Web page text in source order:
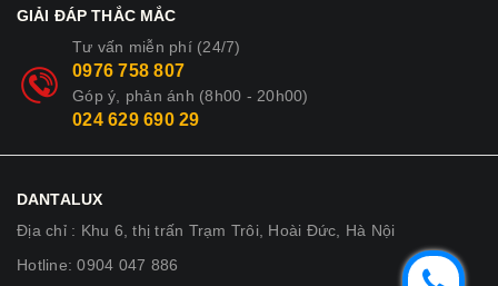
GIẢI ĐÁP THẮC MẮC
Tư vấn miễn phí (24/7)
0976 758 807
Góp ý, phản ánh (8h00 - 20h00)
024 629 690 29
DANTALUX
Địa chỉ : Khu 6, thị trấn Trạm Trôi, Hoài Đức, Hà Nội
Hotline: 0904 047 886